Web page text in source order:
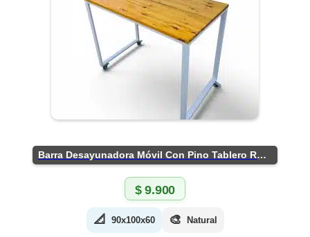
Barra Desayunadora Móvil Con Pino Tablero Rústico
$9.900
📐 90x100x60 🎨 Natural